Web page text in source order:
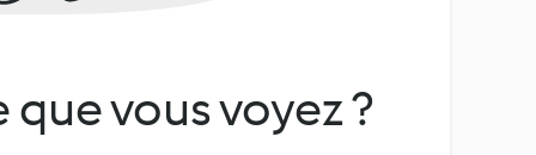
vous voyez ?